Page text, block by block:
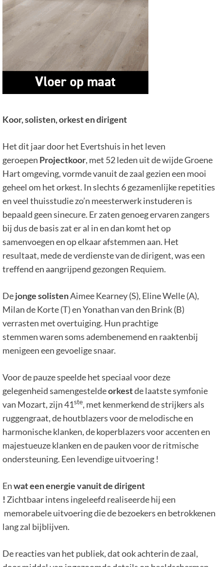
Koor, solisten, orkest en dirigent
Het dit jaar door het Evertshuis in het leven
geroepen Projectkoor, met 52 leden uit de wijde Groene
Hart omgeving, vormde vanuit de zaal gezien een mooi
geheel om het orkest. In slechts 6 gezamenlijke repetities
en veel thuisstudie zo’n meesterwerk instuderen is
bepaald geen sinecure. Er zaten genoeg ervaren zangers
bij dus de basis zat er al in en dan komt het op
samenvoegen en op elkaar afstemmen aan. Het
resultaat, mede de verdienste van de dirigent, was een
treffend en aangrijpend gezongen Requiem.
Dejonge solistenAimee Kearney (S), Eline Welle (A),
Milan de Korte (T) en Yonathan van den Brink (B)
verrasten met overtuiging. Hun prachtige
stemmen waren soms adembenemend en raaktenbij
menigeen een gevoelige snaar.
Voor de pauze speelde het speciaal voor deze
gelegenheid samengesteldeorkestde laatste symfonie
van Mozart, zijn 41ste, met kenmerkend de strijkers als
ruggengraat, de houtblazers voor de melodische en
harmonische klanken, de koperblazers voor accenten en
majestueuze klanken en de pauken voor de ritmische
ondersteuning. Een levendige uitvoering !
Enwat een energie vanuit de dirigent
! Zichtbaar intens ingeleefd realiseerde hij een
memorabele uitvoering die de bezoekers en betrokkenen
lang zal bijblijven.
De reacties van het publiek, dat ook achterin de zaal,